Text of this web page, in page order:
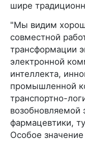
шире
"Мы видим
совместной
трансформации
электронной
интеллекта,
промышленной
транспортно-
возобновляемой
фармацевтики,
Особое